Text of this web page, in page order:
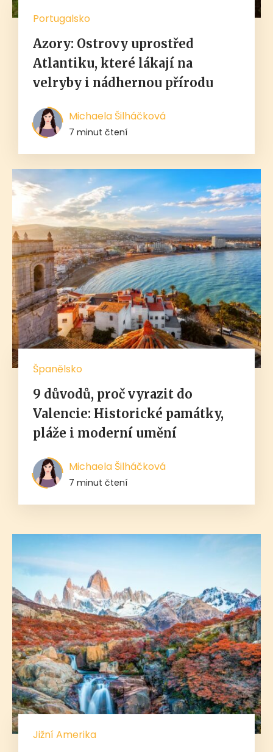
Portugalsko
Azory: Ostrovy uprostřed
Atlantiku, které lákají na
velryby i nádhernou přírodu
Michaela Šilháčková
7 minut čtení
Španělsko
9 důvodů, proč vyrazit do
Valencie: Historické památky,
pláže i moderní umění
Michaela Šilháčková
7 minut čtení
Jižní Amerika